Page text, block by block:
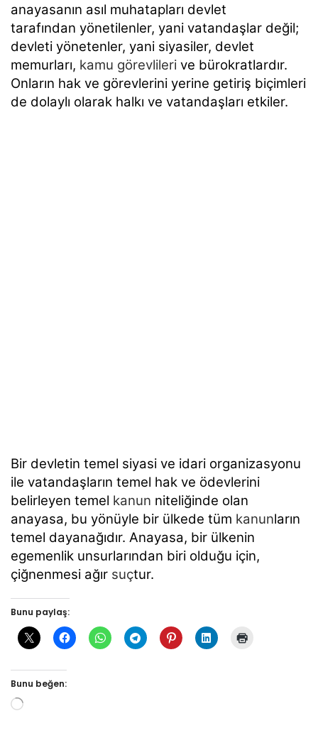
anayasanın asıl muhatapları devlet
tarafından yönetilenler, yani vatandaşlar değil;
devleti yönetenler, yani siyasiler, devlet
memurları, kamu görevlileri ve bürokratlardır.
Onların hak ve görevlerini yerine getiriş biçimleri
de dolaylı olarak halkı ve vatandaşları etkiler.
Bir devletin temel siyasi ve idari organizasyonu
ile vatandaşların temel hak ve ödevlerini
belirleyen temel kanun niteliğinde olan
anayasa, bu yönüyle bir ülkede tüm kanunların
temel dayanağıdır. Anayasa, bir ülkenin
egemenlik unsurlarından biri olduğu için,
çiğnenmesi ağır suçtur.
Bunu paylaş:
Bunu beğen: